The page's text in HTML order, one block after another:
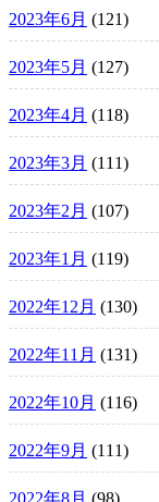
2023年6月 (121)
2023年5月 (127)
2023年4月 (118)
2023年3月 (111)
2023年2月 (107)
2023年1月 (119)
2022年12月 (130)
2022年11月 (131)
2022年10月 (116)
2022年9月 (111)
2022年8月 (98)